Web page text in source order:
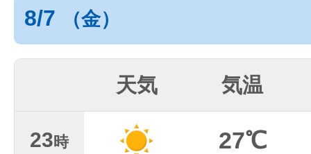
8/7 （金）
天気 気温
23時 27℃